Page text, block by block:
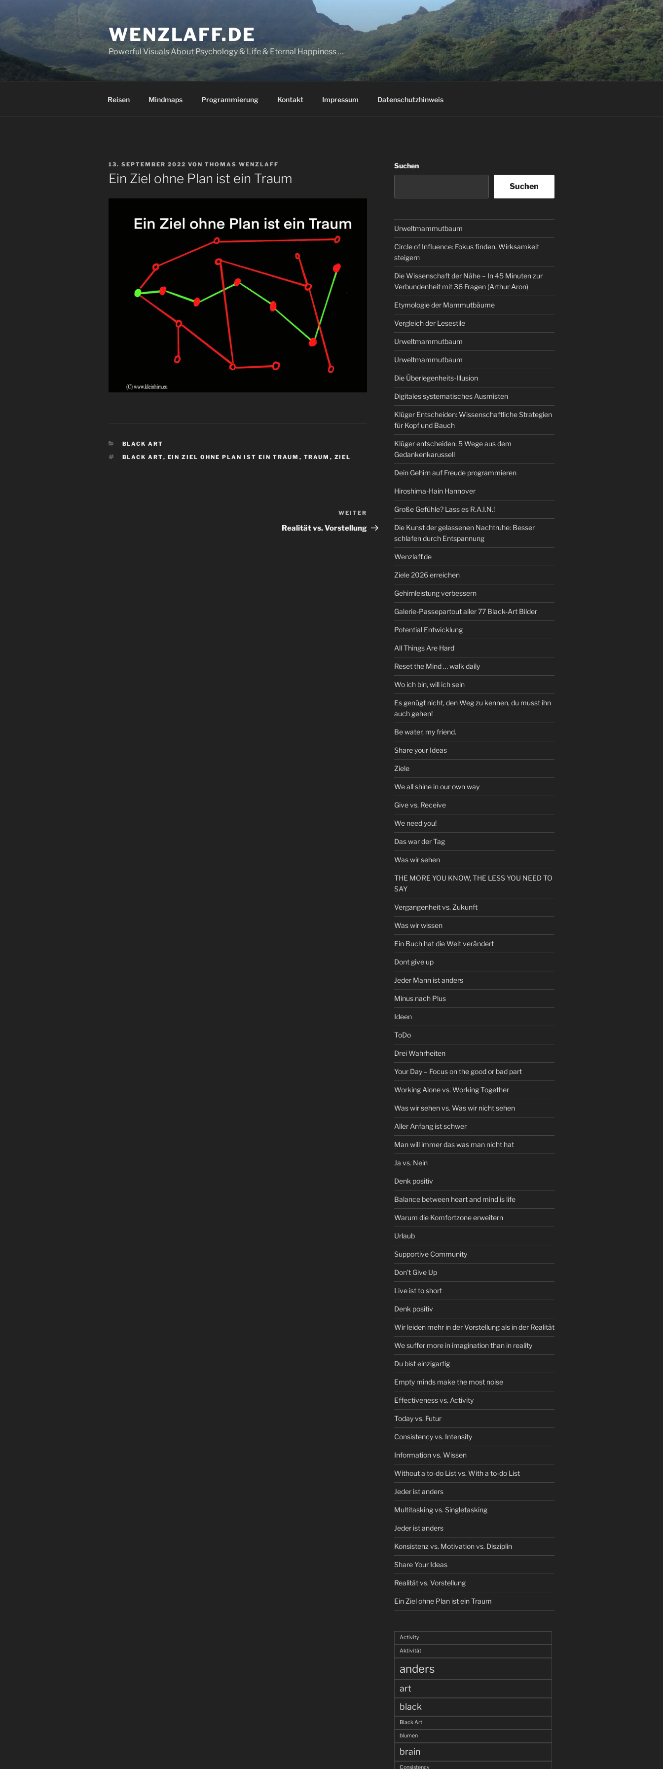
Inhalt
WENZLAFF.DE
Powerful Visuals About Psychology & Life & Eternal Happiness …
Reisen Mindmaps Programmierung Kontakt Impressum Datenschutzhinweis
VERÖFFENTLICHT
AM
13. SEPTEMBER 2022 VON THOMAS WENZLAFF
Ein Ziel ohne Plan ist ein Traum
KATEGORIEN
BLACK ART
SCHLAGWÖRTER
BLACK ART, EIN ZIEL OHNE PLAN IST EIN TRAUM , TRAUM , ZIEL
Nächster
Beitrag
WEITER
Realität vs. Vorstellung
Suchen
Suchen
Urweltmammutbaum
Circle of Influence: Fokus finden, Wirksamkeit
steigern
Die Wissenschaft der Nähe – In 45 Minuten zur
Verbundenheit mit 36 Fragen (Arthur Aron)
Etymologie der Mammutbäume
Vergleich der Lesestile
Urweltmammutbaum
Urweltmammutbaum
Die Überlegenheits-Illusion
Digitales systematisches Ausmisten
Klüger Entscheiden: Wissenschaftliche Strategien
für Kopf und Bauch
Klüger entscheiden: 5 Wege aus dem
Gedankenkarussell
Dein Gehirn auf Freude programmieren
Hiroshima-Hain Hannover
Große Gefühle? Lass es R.A.I.N.!
Die Kunst der gelassenen Nachtruhe: Besser
schlafen durch Entspannung
Wenzlaff.de
Ziele 2026 erreichen
Gehirnleistung verbessern
Galerie-Passepartout aller 77 Black-Art Bilder
Potential Entwicklung
All Things Are Hard
Reset the Mind … walk daily
Wo ich bin, will ich sein
Es genügt nicht, den Weg zu kennen, du musst ihn
auch gehen!
Be water, my friend.
Share your Ideas
Ziele
We all shine in our own way
Give vs. Receive
We need you!
Das war der Tag
Was wir sehen
THE MORE YOU KNOW, THE LESS YOU NEED TO
SAY
Vergangenheit vs. Zukunft
Was wir wissen
Ein Buch hat die Welt verändert
Dont give up
Jeder Mann ist anders
Minus nach Plus
Ideen
ToDo
Drei Wahrheiten
Your Day – Focus on the good or bad part
Working Alone vs. Working Together
Was wir sehen vs. Was wir nicht sehen
Aller Anfang ist schwer
Man will immer das was man nicht hat
Ja vs. Nein
Denk positiv
Balance between heart and mind is life
Warum die Komfortzone erweitern
Urlaub
Supportive Community
Don’t Give Up
Live ist to short
Denk positiv
Wir leiden mehr in der Vorstellung als in der Realität
We suffer more in imagination than in reality
Du bist einzigartig
Empty minds make the most noise
Effectiveness vs. Activity
Today vs. Futur
Consistency vs. Intensity
Information vs. Wissen
Without a to-do List vs. With a to-do List
Jeder ist anders
Multitasking vs. Singletasking
Jeder ist anders
Konsistenz vs. Motivation vs. Disziplin
Share Your Ideas
Realität vs. Vorstellung
Ein Ziel ohne Plan ist ein Traum
Activity
Aktivität
anders
art
black
Black Art
blumen
brain
Consistency